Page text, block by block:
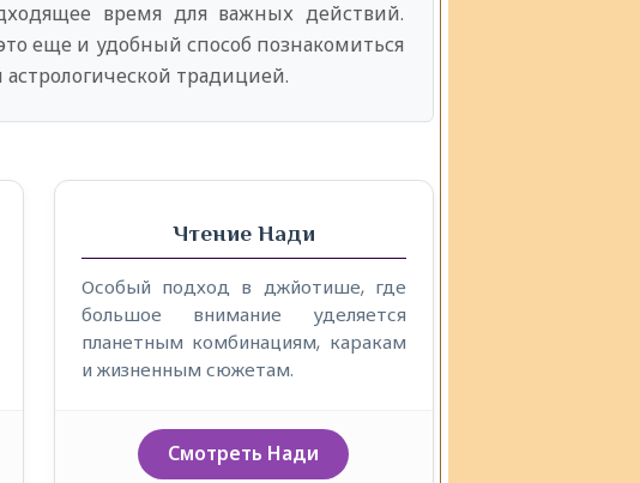
время для важных действий.
еще и удобный способ познакомиться
традицией.
Чтение Нади
Особый подход в джйотише, где
большое внимание уделяется
планетным комбинациям, каракам
и жизненным сюжетам.
Смотреть Нади